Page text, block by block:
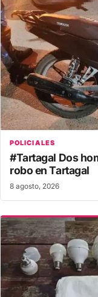
POLICIALES
#Tartagal Dos
robo en Tartagal
8 agosto, 2026